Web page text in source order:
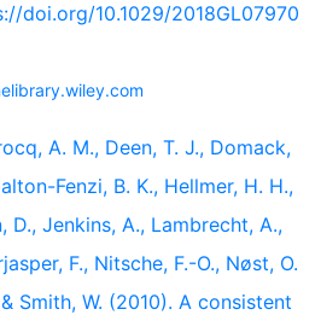
doi.org/10.1029/2018GL07970
A. M., Deen, T. J., Domack,
Fenzi, B. K., Hellmer, H. H.,
D., Jenkins, A., Lambrecht, A.,
F., Nitsche, F.-O., Nøst, O.
Smith, W. (2010). A consistent